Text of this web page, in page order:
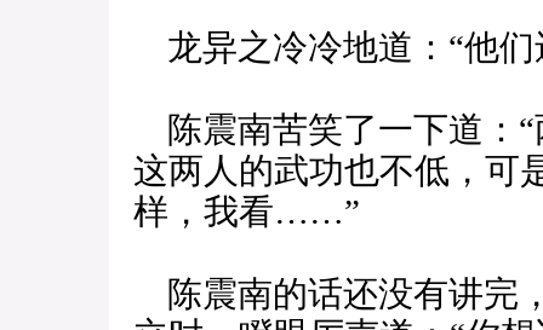
龙异之冷冷地道：“他们
陈震南苦笑了一下道：
这两人的武功也不低，可
样，我看……”
陈震南的话还没有讲完